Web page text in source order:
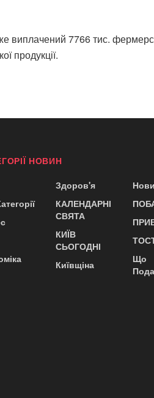
виплачений 7766 тис.
продукції.
НОВИН
Здоров'я
КАЛЕНДАРНІ
СВЯТА
КИЇВ
СЬОГОДНІ
Київщіна
Що